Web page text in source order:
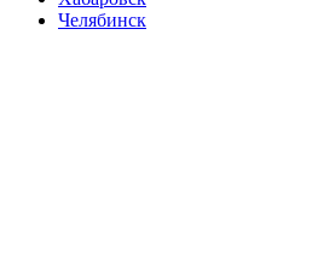
Челябинск